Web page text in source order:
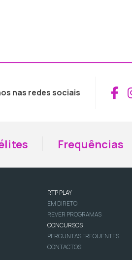
nas redes sociais
Frequências
RTP PLAY
EM DIRETO
REVER PROGRAMAS
CONCURSOS
PERGUNTAS FREQUENTES
CONTACTOS